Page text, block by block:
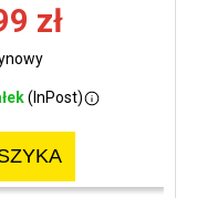
zł
(InPost)